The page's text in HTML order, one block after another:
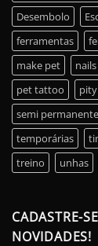
Desembolo
ferramentas
make pet
nails
pet tattoo
semi
temporárias
treino
unhas
CADASTRE-
NOVIDADES!